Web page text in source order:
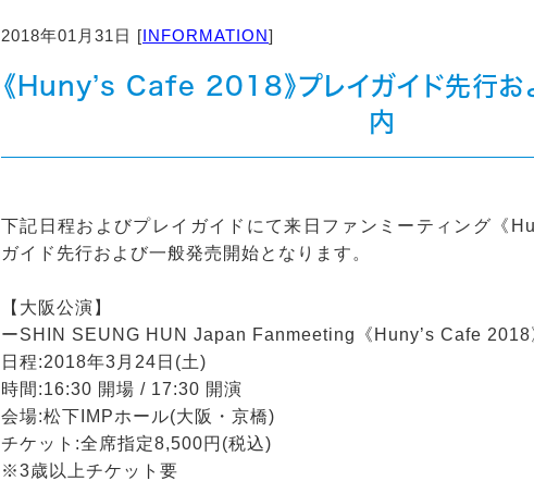
2018年01月31日 [INFORMATION]
《Huny’s Cafe 2018》プレイガイド先行お
内
下記日程およびプレイガイドにて来日ファンミーティング《
ガイド先行および一般発売開始となります。
【大阪公演】
ーSHIN SEUNG HUN Japan Fanmeeting《Huny’s Cafe 2018
日程:2018年3月24日(土)
時間:16:30 開場 / 17:30 開演
会場:松下IMPホール(大阪・京橋)
チケット:全席指定8,500円(税込)
※3歳以上チケット要